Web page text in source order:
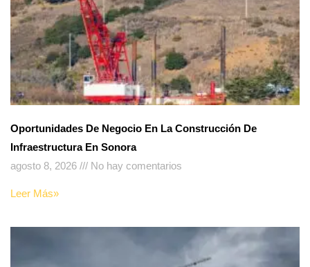
Oportunidades De Negocio En La Construcción De
Infraestructura En Sonora
agosto 8, 2026
No hay comentarios
Leer Más»